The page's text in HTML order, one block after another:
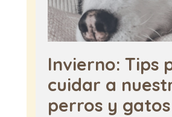
Invierno: Tips
cuidar a
perros y gatos